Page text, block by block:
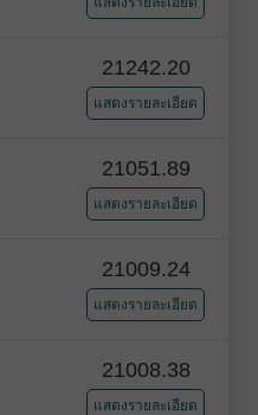
21242.20
แสดงรายละเอียด
21051.89
แสดงรายละเอียด
21009.24
แสดงรายละเอียด
21008.38
แสดงรายละเอียด